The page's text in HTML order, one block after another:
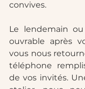
convives.
Le lendemain
ouvrable après
vous nous
téléphone
de vos invités.